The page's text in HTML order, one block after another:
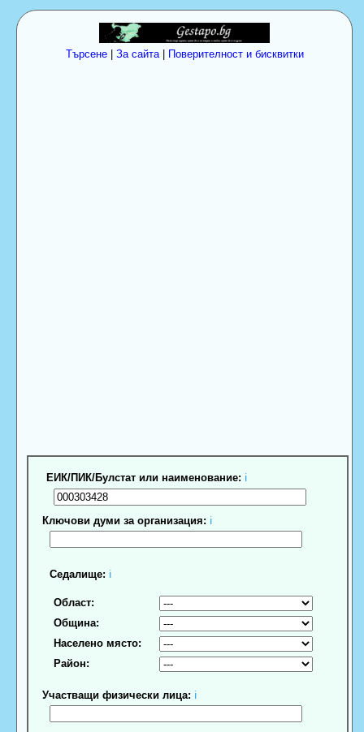
Търсене| За сайта| Поверителност и бисквитки
ЕИК/ПИК/Булстат или наименование: ℹ
Ключови думи за организация: ℹ
Седалище: ℹ
Област:
Община:
Населено място:
Район:
Участващи физически лица: ℹ